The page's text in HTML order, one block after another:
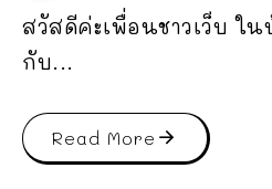
สวัสดีค่ะเพื่อนชาวเว็บ ใ
กับ...
Read More